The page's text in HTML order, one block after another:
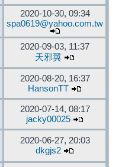
2020-10-30, 09:34
spa0619@yahoo.com.tw
2020-09-03, 11:37
天邪翼
2020-08-20, 16:37
HansonTT
2020-07-14, 08:17
jacky00025
2020-06-27, 20:03
dkgjs2